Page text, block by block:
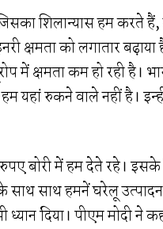
शिलान्यास हम करते
क्षमता को लगातार
में क्षमता कम हो रही है।
यहां रुकने वाले नहीं है।
बोरी में हम देते रहे।
साथ हमनें घरेलू
दिया। पीएम मोदी ने